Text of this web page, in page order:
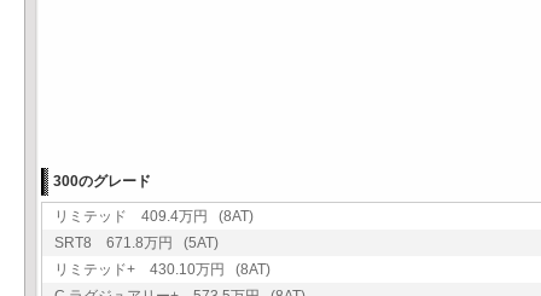
300のグレード
リミテッド 409.4万円 (8AT)
SRT8 671.8万円 (5AT)
リミテッド+ 430.10万円 (8AT)